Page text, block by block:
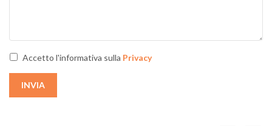
Accetto l'informativa sulla Privacy
INVIA